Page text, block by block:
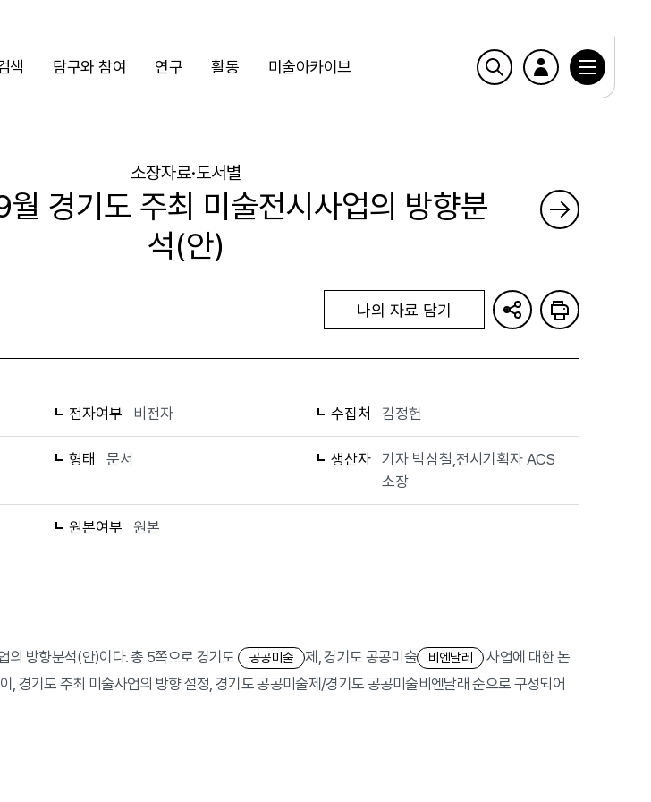
색 탐구와 참여 연구 활동 미술아카이브
검색
소장자료·도서별
경기도 주최 미술전시사업의 방향분
석(안)
나의 자료 담기
전자여부 비전자 수집처 김정헌
형태 문서 생산자
기자 박삼철,전시기획자 ACS
소장
원본여부 원본
의 방향분석(안)이다. 총 5쪽으로 경기도 공공미술 제, 경기도 공공미술 비엔날레
사업에 대한 논
, 경기도 주최 미술사업의 방향 설정, 경기도 공공미술제/경기도 공공미술비엔날래 순으로 구성되어